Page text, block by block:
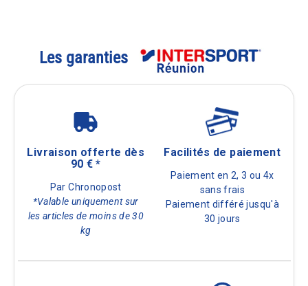
Les garanties
Livraison offerte dès
90 € *
Par Chronopost
*Valable uniquement sur
les articles de moins de 30
kg
Facilités de paiement
Paiement en 2, 3 ou 4x
sans frais
Paiement différé jusqu'à
30 jours